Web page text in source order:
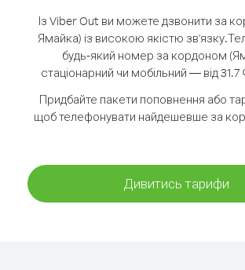
Із Viber Out ви можете дзвонити за
Ямайка) із високою якістю зв'язку.
будь-який номер за кордоном
стаціонарний чи мобільний — від 31.7
Придбайте пакети поповнення або
щоб телефонувати найдешевше за
Дивитись тарифи